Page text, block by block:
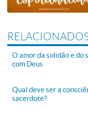
O amor da solidão e do
com Deus
Qual deve ser a
sacerdote?